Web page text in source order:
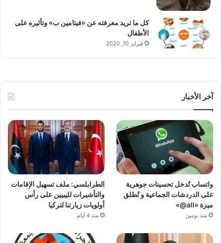
كل ما تريد معرفته عن «فيتامين ب» وتأثيره على
الأطفال
فبراير 10, 2020
آخر الأخبار
واتساب تُدخل تحسينات جوهرية
على الدردشات الجماعية و تُطلق
ميزة «all@»
منذ يومين
الطرابلسي: ملف تسهيل الإقامات
والتأشيرات لليبيين على رأس
أولويات زيارتنا لتركيا
منذ 4 أيام